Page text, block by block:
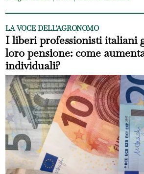
LA VOCE DELL'AGRONOMO
I liberi professionisti italiani
loro pensione: come
individuali?